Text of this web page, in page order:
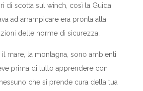
di scotta sul winch, così la Guida
ad arrampicare era pronta alla
delle norme di sicurezza.
il mare, la montagna, sono ambienti
prima di tutto apprendere con
che si prende cura della tua